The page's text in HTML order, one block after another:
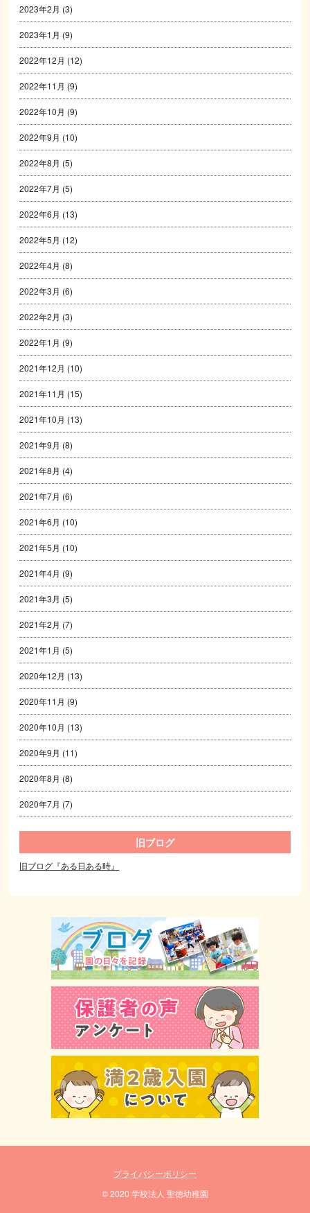
2023年2月 (3)
2023年1月 (9)
2022年12月 (12)
2022年11月 (9)
2022年10月 (9)
2022年9月 (10)
2022年8月 (5)
2022年7月 (5)
2022年6月 (13)
2022年5月 (12)
2022年4月 (8)
2022年3月 (6)
2022年2月 (3)
2022年1月 (9)
2021年12月 (10)
2021年11月 (15)
2021年10月 (13)
2021年9月 (8)
2021年8月 (4)
2021年7月 (6)
2021年6月 (10)
2021年5月 (10)
2021年4月 (9)
2021年3月 (5)
2021年2月 (7)
2021年1月 (5)
2020年12月 (13)
2020年11月 (9)
2020年10月 (13)
2020年9月 (11)
2020年8月 (8)
2020年7月 (7)
旧ブログ
旧ブログ『ある日ある時』
プライバシーポリシー
© 2020 学校法人 聖徳幼稚園